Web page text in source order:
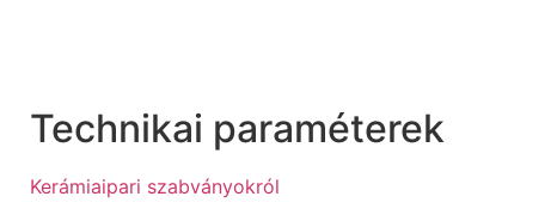
Technikai paraméterek
Kerámiaipari szabványokról